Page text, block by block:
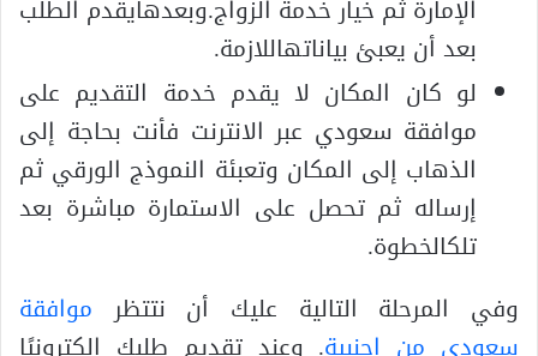
الإمارة ثم خيار خدمة الزواج.وبعدهايقدم الطلب
بعد أن يعبئ بياناتهاللازمة.
لو كان المكان لا يقدم خدمة التقديم على
موافقة سعودي عبر الانترنت فأنت بحاجة إلى
الذهاب إلى المكان وتعبئة النموذج الورقي ثم
إرساله ثم تحصل على الاستمارة مباشرة بعد
تلكالخطوة.
وفي المرحلة التالية عليك أن نتتظر موافقة
سعودي من اجنبية. وعند تقديم طلبك إلكترونيًا